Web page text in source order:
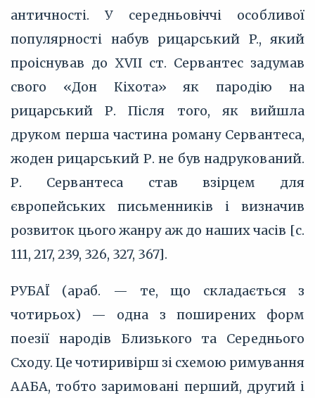
античності. У середньовіччі особливої
популярності набув рицарський P., який
проіснував до XVII ст. Сервантес задумав
свого «Дон Кіхота» як пародію на
рицарський Р. Після того, як вийшла
друком перша частина роману Сервантеса,
жоден рицарський Р. не був надрукований.
Р. Сервантеса став взірцем для
європейських письменників і визначив
розвиток цього жанру аж до наших часів [с.
111, 217, 239, 326, 327, 367].
РУБАЇ (араб. — те, що складається з
чотирьох) — одна з поширених форм
поезії народів Близького та Середнього
Сходу. Це чотиривірш зі схемою римування
ААБА, тобто заримовані перший, другий і